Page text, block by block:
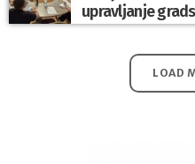
upravljanje
komunalnim
LOAD